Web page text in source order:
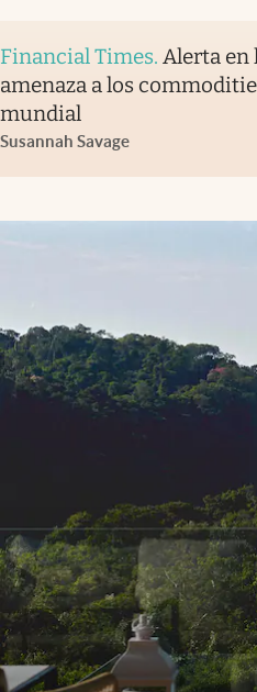
Financial Times. Alerta en
amenaza a los
mundial
Susannah Savage